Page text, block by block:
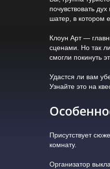
почувствовать
шатер, в котором
Клоун Арт —
сценами. Но так
смогли покинуть
Удастся ли вам
Узнайте это на
Присутствует
комнату.
Организатор